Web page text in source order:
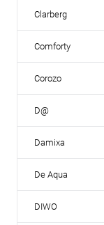
Clarberg
Comforty
Corozo
D@
Damixa
De Aqua
DIWO